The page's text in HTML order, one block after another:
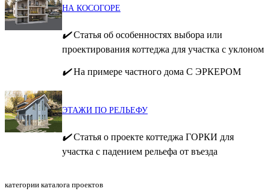
НА КОСОГОРЕ
✔️Статья об особенностях выбора или
проектирования коттеджа для участка с уклоном
✔️На примере частного дома С ЭРКЕРОМ
ЭТАЖИ ПО РЕЛЬЕФУ
✔️Статья о проекте коттеджа ГОРКИ для
участка с падением рельефа от въезда
категории каталога проектов